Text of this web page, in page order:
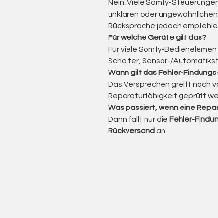
Schnell:Reparatur in 1–2
langwierige Neukonfiguration.
Kein Eingriff in die Installation:
vorhandenen Trägerrahmen
werden. Nach der
Verdrahtung einfach wieder
Sicherheit geprüft.
Diese Reparatur gilt für eines
Die Steuerung gibt beim
Geräusch von sich.
Bei Steuerungen mit LCD-
Keine Reaktion der
Nein. Viele Somfy-
unklaren oder
Rücksprache jedoch
Für welche Geräte gilt das?
Für viele Somfy-
Schalter, Sensor-/
Wann gilt das Fehler-
Das Versprechen greift nach
Reparaturfähigkeit geprüft
Was passiert, wenn eine
Dann fällt nur die Fehler-
Rückversandan.